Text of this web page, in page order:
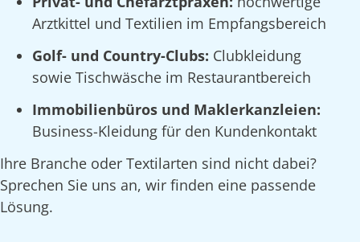
Arztkittel und Textilien im Empfangsbereich
Golf- und Country-Clubs: Clubkleidung
sowie Tischwäsche im Restaurantbereich
Immobilienbüros und Maklerkanzleien:
Business-Kleidung für den Kundenkontakt
Ihre Branche oder Textilarten sind nicht dabei?
Sprechen Sie uns an, wir finden eine passende
Lösung.